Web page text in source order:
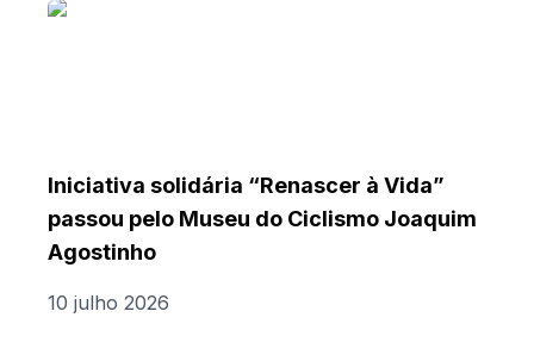
Iniciativa solidária “Renascer à Vida”
passou pelo Museu do Ciclismo Joaquim
Agostinho
10 julho 2026